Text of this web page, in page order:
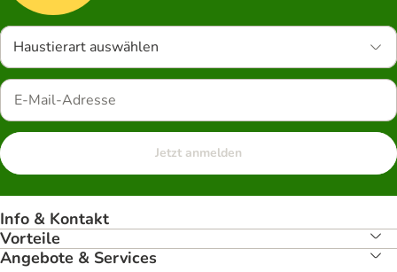
Haustierart auswählen
Jetzt anmelden
Info & Kontakt
Vorteile
Angebote & Services